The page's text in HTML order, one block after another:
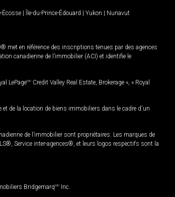
Écosse | Île-du-Prince-Édouard | Yukon | Nunavut
met en référence des inscriptions tenues par des agences
canadienne de l’immobilier (ACI) et identifie le
LePageMD Credit Valley Real Estate, Brokerage », « Royal
de la location de biens immobiliers dans le cadre d'un
de l’immobilier sont propriétaires. Les marques de
Service inter-agences®, et leurs logos respectifs sont la
BridgemarqMD Inc.